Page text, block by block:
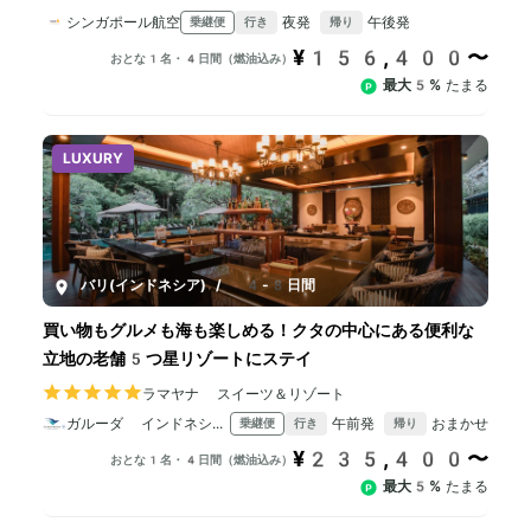
シンガポール航空
乗継便 行き 夜発 帰り 午後発
おとな1名・4日間（燃油込み） ¥156,400〜
最大5% たまる
LUXURY
バリ(インドネシア) / 4-8日間
買い物もグルメも海も楽しめる！クタの中心にある便利な
立地の老舗5つ星リゾートにステイ
ラマヤナ スイーツ＆リゾート
ガルーダ インドネシア航空
乗継便 行き 午前発 帰り おまかせ
おとな1名・4日間（燃油込み） ¥235,400〜
最大5% たまる